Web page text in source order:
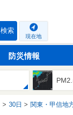
検索
現在地
防災情報
30日 関東・甲信地